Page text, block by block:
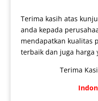
Terima kasih atas
anda kepada
mendapatkan kualitas
terbaik dan juga harga
Terima